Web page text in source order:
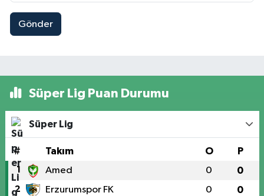
Gönder
Süper Lig Puan Durumu
Süper Lig
# Takım O P
1 Amed 0 0
2 Erzurumspor FK 0 0